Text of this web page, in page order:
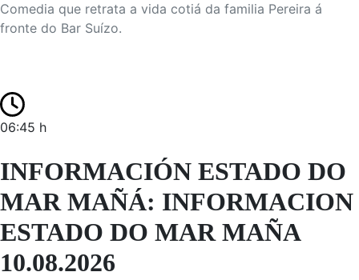
Comedia que retrata a vida cotiá da familia Pereira á
fronte do Bar Suízo.
06:45 h
INFORMACIÓN ESTADO DO
MAR MAÑÁ: INFORMACION
ESTADO DO MAR MAÑA
10.08.2026